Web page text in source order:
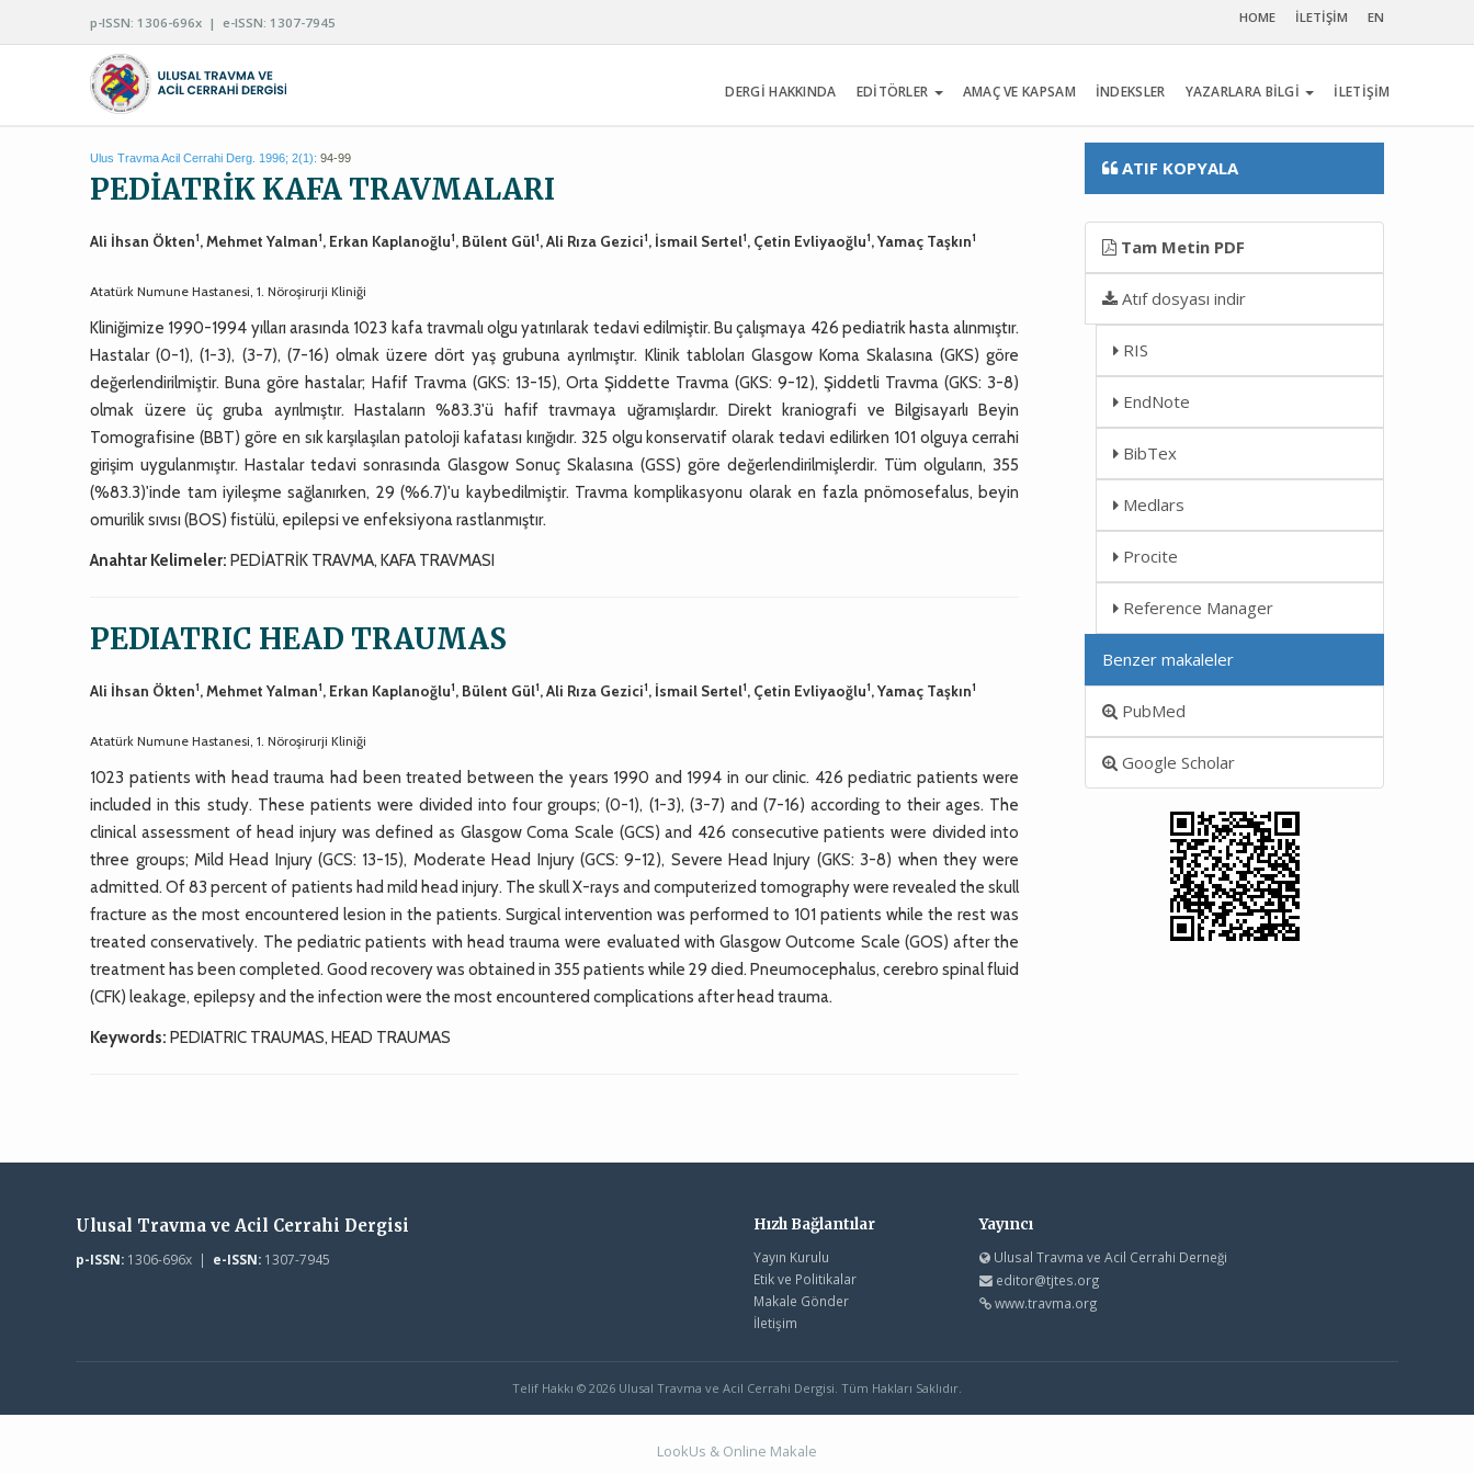
p-ISSN: 1306-696x | e-ISSN: 1307-7945 HOME İLETİŞİM EN
DERGİ HAKKINDA EDİTÖRLER AMAÇ VE KAPSAM İNDEKSLER YAZARLARA BİLGİ İLETİŞİM
Ulus Travma Acil Cerrahi Derg. 1996; 2(1): 94-99
PEDİATRİK KAFA TRAVMALARI
Ali İhsan Ökten1, Mehmet Yalman1, Erkan Kaplanoğlu1, Bülent Gül1, Ali Rıza Gezici1, İsmail Sertel1, Çetin Evliyaoğlu1, Yamaç Taşkın1
Atatürk Numune Hastanesi, 1. Nöroşirurji Kliniği
Kliniğimize 1990-1994 yılları arasında 1023 kafa travmalı olgu yatırılarak tedavi edilmiştir. Bu çalışmaya 426 pediatrik hasta alınmıştır.
Hastalar (0-1), (1-3), (3-7), (7-16) olmak üzere dört yaş grubuna ayrılmıştır. Klinik tabloları Glasgow Koma Skalasına (GKS) göre
değerlendirilmiştir. Buna göre hastalar; Hafif Travma (GKS: 13-15), Orta Şiddette Travma (GKS: 9-12), Şiddetli Travma (GKS: 3-8)
olmak üzere üç gruba ayrılmıştır. Hastaların %83.3'ü hafif travmaya uğramışlardır. Direkt kraniografi ve Bilgisayarlı Beyin
Tomografisine (BBT) göre en sık karşılaşılan patoloji kafatası kırığıdır. 325 olgu konservatif olarak tedavi edilirken 101 olguya cerrahi
girişim uygulanmıştır. Hastalar tedavi sonrasında Glasgow Sonuç Skalasına (GSS) göre değerlendirilmişlerdir. Tüm olguların, 355
(%83.3)'inde tam iyileşme sağlanırken, 29 (%6.7)'u kaybedilmiştir. Travma komplikasyonu olarak en fazla pnömosefalus, beyin
omurilik sıvısı (BOS) fistülü, epilepsi ve enfeksiyona rastlanmıştır.
Anahtar Kelimeler: PEDİATRİK TRAVMA, KAFA TRAVMASI
PEDIATRIC HEAD TRAUMAS
Ali İhsan Ökten1, Mehmet Yalman1, Erkan Kaplanoğlu1, Bülent Gül1, Ali Rıza Gezici1, İsmail Sertel1, Çetin Evliyaoğlu1, Yamaç Taşkın1
Atatürk Numune Hastanesi, 1. Nöroşirurji Kliniği
1023 patients with head trauma had been treated between the years 1990 and 1994 in our clinic. 426 pediatric patients were
included in this study. These patients were divided into four groups; (0-1), (1-3), (3-7) and (7-16) according to their ages. The
clinical assessment of head injury was defined as Glasgow Coma Scale (GCS) and 426 consecutive patients were divided into
three groups; Mild Head Injury (GCS: 13-15), Moderate Head Injury (GCS: 9-12), Severe Head Injury (GKS: 3-8) when they were
admitted. Of 83 percent of patients had mild head injury. The skull X-rays and computerized tomography were revealed the skull
fracture as the most encountered lesion in the patients. Surgical intervention was performed to 101 patients while the rest was
treated conservatively. The pediatric patients with head trauma were evaluated with Glasgow Outcome Scale (GOS) after the
treatment has been completed. Good recovery was obtained in 355 patients while 29 died. Pneumocephalus, cerebro spinal fluid
(CFK) leakage, epilepsy and the infection were the most encountered complications after head trauma.
Keywords: PEDIATRIC TRAUMAS, HEAD TRAUMAS
ATIF KOPYALA
Tam Metin PDF
Atıf dosyası indir
RIS
EndNote
BibTex
Medlars
Procite
Reference Manager
Benzer makaleler
PubMed
Google Scholar
Ulusal Travma ve Acil Cerrahi Dergisi
p-ISSN:1306-696x | e-ISSN:1307-7945
Hızlı Bağlantılar
Yayın Kurulu
Etik ve Politikalar
Makale Gönder
İletişim
Yayıncı
Ulusal Travma ve Acil Cerrahi Derneği
editor@tjtes.org
www.travma.org
Telif Hakkı © 2026 Ulusal Travma ve Acil Cerrahi Dergisi. Tüm Hakları Saklıdır.
LookUs & Online Makale